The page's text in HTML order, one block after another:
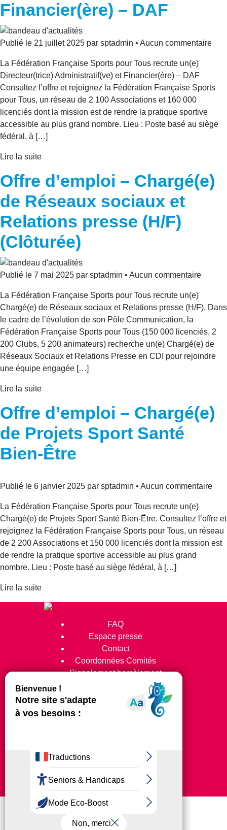
Financier(ère) – DAF
Publié le 21 juillet 2025 par sptadmin • Aucun commentaire
La Fédération Française Sports pour Tous recrute un(e)
Directeur(trice) Administratif(ve) et Financier(ère) – DAF
Consultez l’offre et rejoignez la Fédération Française Sports
pour Tous, un réseau de 2 100 Associations et 160 000
licenciés dont la mission est de rendre la pratique sportive
accessible au plus grand nombre. Lieu : Poste basé au siège
fédéral, à […]
Lire la suite
Offre d’emploi – Chargé(e)
de Réseaux sociaux et
Relations presse (H/F)
(Clôturée)
Publié le 7 mai 2025 par sptadmin • Aucun commentaire
La Fédération Française Sports pour Tous recrute un(e)
Chargé(e) de Réseaux sociaux et Relations presse (H/F). Dans
le cadre de l’évolution de son Pôle Communication, la
Fédération Française Sports pour Tous (150 000 licenciés, 2
200 Clubs, 5 200 animateurs) recherche un(e) Chargé(e) de
Réseaux Sociaux et Relations Presse en CDI pour rejoindre
une équipe engagée […]
Lire la suite
Offre d’emploi – Chargé(e)
de Projets Sport Santé
Bien-Être
Publié le 6 janvier 2025 par sptadmin • Aucun commentaire
La Fédération Française Sports pour Tous recrute un(e)
Chargé(e) de Projets Sport Santé Bien-Être. Consultez l’offre et
rejoignez la Fédération Française Sports pour Tous, un réseau
de 2 200 Associations et 150 000 licenciés dont la mission est
de rendre la pratique sportive accessible au plus grand
nombre. Lieu : Poste basé au siège fédéral, à […]
Lire la suite
FAQ
Espace presse
Contact
Coordonnées Comités
Signalement harcèlement
Suivez-nous !
© 2024 Tous Droits Réservés
Mentions légales